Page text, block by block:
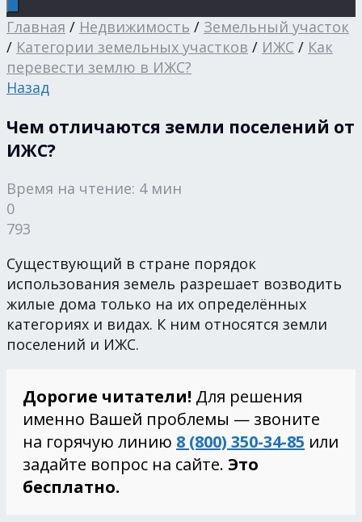
Главная / Недвижимость / Земельный участок
/ Категории земельных участков / ИЖС / Как
перевести землю в ИЖС?
Назад
Чем отличаются земли поселений от
ИЖС?
Время на чтение: 4 мин
0
793
Существующий в стране порядок
использования земель разрешает возводить
жилые дома только на их определённых
категориях и видах. К ним относятся земли
поселений и ИЖС.
Дорогие читатели! Для решения
именно Вашей проблемы — звоните
на горячую линию 8 (800) 350-34-85 или
задайте вопрос на сайте. Это
бесплатно.